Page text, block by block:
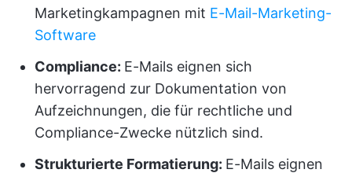
Marketingkampagnen mit E-Mail-Marketing-
Software
Compliance: E-Mails eignen sich
hervorragend zur Dokumentation von
Aufzeichnungen, die für rechtliche und
Compliance-Zwecke nützlich sind.
Strukturierte Formatierung: E-Mails eignen